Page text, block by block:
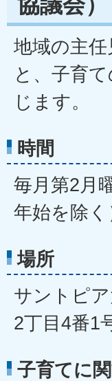
地域の主
と、子育
じます。
時間
毎月第2月
年始を除く
場所
サントピ
2丁目4番1
子育てに